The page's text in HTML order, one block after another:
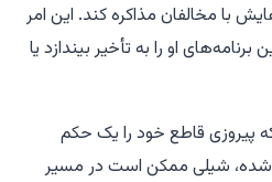
با مخالفان مذاکره کند. این امر
برنامه‌های او را به تأخیر بیندازد یا
پیروزی قاطع خود را یک حکم
شیلی ممکن است در مسیر